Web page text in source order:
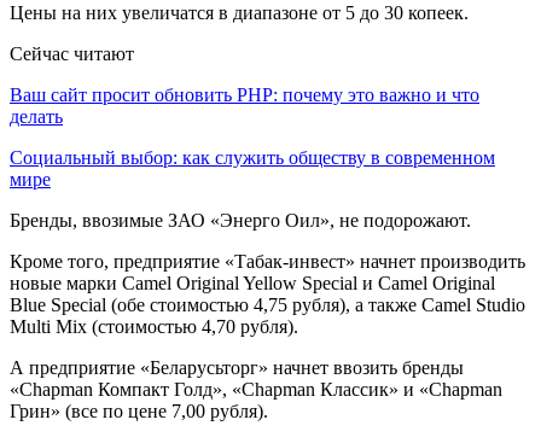
Цены на них увеличатся в диапазоне от 5 до 30 копеек.
Сейчас читают
Ваш сайт просит обновить PHP: почему это важно и что
делать
Социальный выбор: как служить обществу в современном
мире
Бренды, ввозимые ЗАО «Энерго Оил», не подорожают.
Кроме того, предприятие «Табак-инвест» начнет производить
новые марки Camel Original Yellow Special и Camel Original
Blue Special (обе стоимостью 4,75 рубля), а также Camel Studio
Multi Mix (стоимостью 4,70 рубля).
А предприятие «Беларусьторг» начнет ввозить бренды
«Chapman Компакт Голд», «Chapman Классик» и «Chapman
Грин» (все по цене 7,00 рубля).